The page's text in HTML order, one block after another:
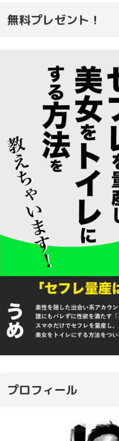
無料プレゼント！
プロフィール